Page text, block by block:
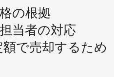
の根拠
当者の対応
で売却するため